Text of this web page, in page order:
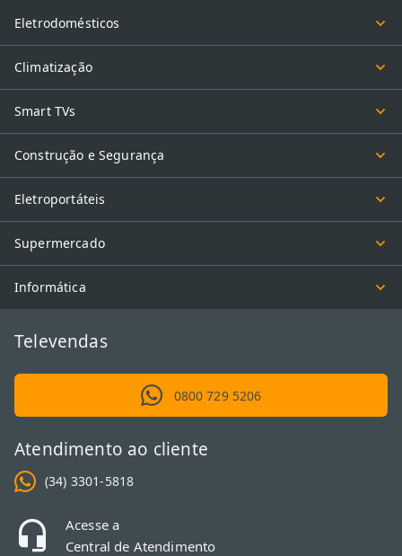
Eletrodomésticos
Climatização
Smart TVs
Construção e Segurança
Eletroportáteis
Supermercado
Informática
Televendas
0800 729 5206
Atendimento ao cliente
(34) 3301-5818
Acesse a
Central de Atendimento